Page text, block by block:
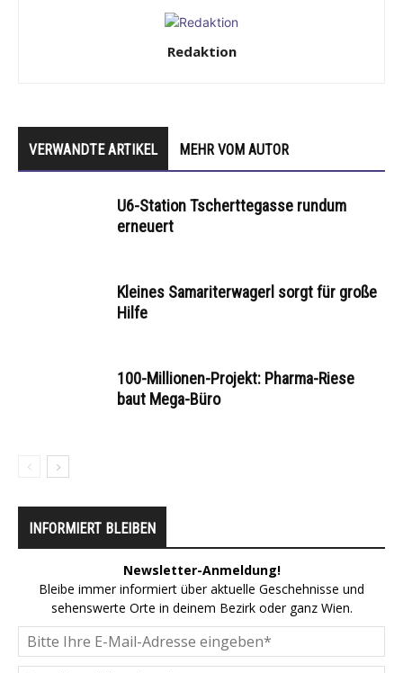
Redaktion
VERWANDTE ARTIKEL MEHR VOM AUTOR
U6-Station Tscherttegasse rundum
erneuert
Kleines Samariterwagerl sorgt für große
Hilfe
100-Millionen-Projekt: Pharma-Riese
baut Mega-Büro
INFORMIERT BLEIBEN
Newsletter-Anmeldung!
Bleibe immer informiert über aktuelle Geschehnisse und
sehenswerte Orte in deinem Bezirk oder ganz Wien.